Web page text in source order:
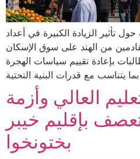
تأثير الزيادة الكبيرة في أعداد
من الهند على سوق الإسكان
بإعادة تقييم سياسات الهجرة
بما يتناسب مع قدرات البنية التحتية
العالي وأزمة
بإقليم خيبر
بختونخوا